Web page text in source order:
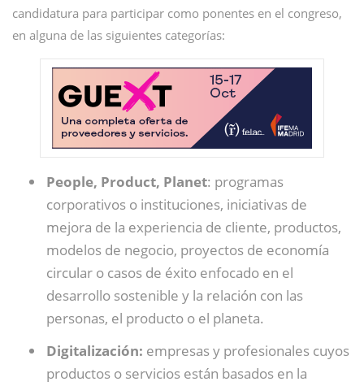
candidatura para participar como ponentes en el congreso,
en alguna de las siguientes categorías:
People, Product, Planet: programas
corporativos o instituciones, iniciativas de
mejora de la experiencia de cliente, productos,
modelos de negocio, proyectos de economía
circular o casos de éxito enfocado en el
desarrollo sostenible y la relación con las
personas, el producto o el planeta.
Digitalización: empresas y profesionales cuyos
productos o servicios están basados en la